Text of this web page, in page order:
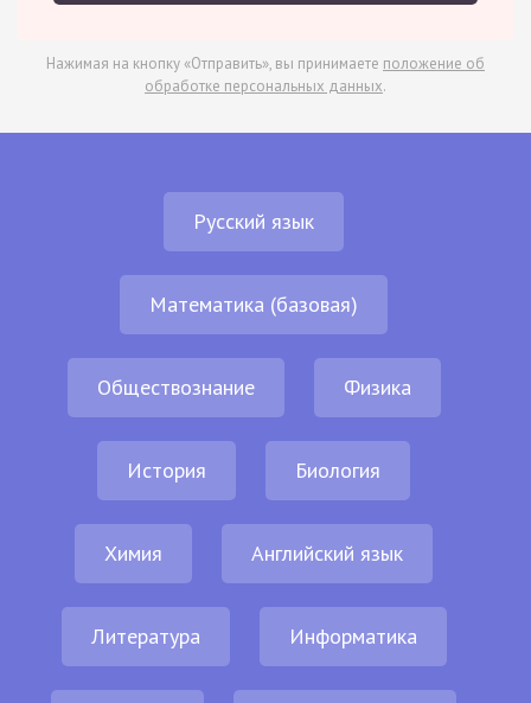
Нажимая на кнопку «Отправить», вы принимаете положение об
обработке персональных данных.
Русский язык
Математика (базовая)
Обществознание Физика
История Биология
Химия Английский язык
Литература Информатика